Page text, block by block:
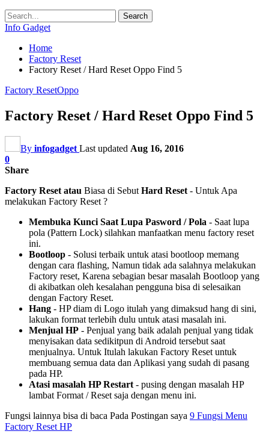
Info Gadget
Home
Factory Reset
Factory Reset / Hard Reset Oppo Find 5
Factory ResetOppo
Factory Reset / Hard Reset Oppo Find 5
By infogadget Last updated Aug 16, 2016
0
Share
Factory Reset atau Biasa di Sebut Hard Reset - Untuk Apa
melakukan Factory Reset ?
Membuka Kunci Saat Lupa Pasword / Pola - Saat lupa
pola (Pattern Lock) silahkan manfaatkan menu factory reset
ini.
Bootloop - Solusi terbaik untuk atasi bootloop memang
dengan cara flashing, Namun tidak ada salahnya melakukan
Factory reset, Karena sebagian besar masalah Bootloop yang
di akibatkan oleh kesalahan pengguna bisa di selesaikan
dengan Factory Reset.
Hang - HP diam di Logo itulah yang dimaksud hang di sini,
lakukan format terlebih dulu untuk atasi masalah ini.
Menjual HP - Penjual yang baik adalah penjual yang tidak
menyisakan data sedikitpun di Android tersebut saat
menjualnya. Untuk Itulah lakukan Factory Reset untuk
membuang semua data dan Aplikasi yang sudah di pasang
pada HP.
Atasi masalah HP Restart - pusing dengan masalah HP
lambat Format / Reset saja dengan menu ini.
Fungsi lainnya bisa di baca Pada Postingan saya 9 Fungsi Menu
Factory Reset HP